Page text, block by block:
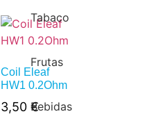
Tabaco
Frutas
Bebidas
Coil Eleaf
HW1 0.2Ohm
3,50 €